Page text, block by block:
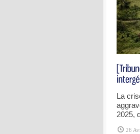
La
2025,
26